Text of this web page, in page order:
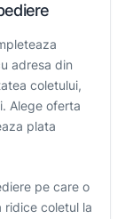
adresa din
coletului,
Alege oferta
plata
pe care o
ridice coletul la